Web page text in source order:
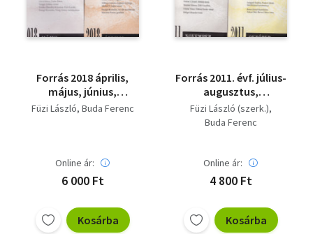
Forrás 2018 április,
május, június,
szeptember, december
Füzi László Buda Ferenc
Online ár:
6 000 Ft
Kosárba
Forrás 2011. évf. július-
augusztus,
szeptember, október,
november ( 4 db )
Füzi László (szerk.)
Buda Ferenc
Online ár:
4 800 Ft
Kosárba